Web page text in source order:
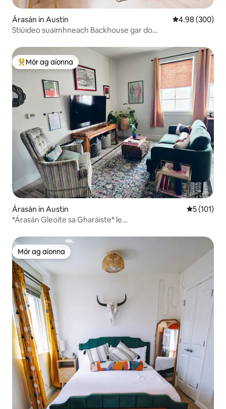
Árasán in Austin Meánrátáil
4.98 (300)
Stiúideo suaimhneach Backhouse gar do
An-mhór ag aíonna
Mór ag aíonna
Árasán in Austin Meánrátáil
5 (101)
*Árasán Gleoite sa Gharáiste* le
Mór ag aíonna
Mór ag aíonna